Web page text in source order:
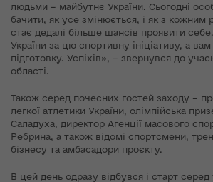
людьми – майбутнє України. Сьогодні
бачити, як усе змінюється, і як з кожним
стає дедалі більше шансів проявити
України за цю спортивну ініціативу, а
підготовку. Успіхів», – звернувся до
області.
Також серед почесних гостей заходу –
легкої атлетики України, олімпійська
Саладуха, директор Агенції масового
Ребрина, а також відомі спортсмени,
бізнесу та амбасадори проєкту.
В цей день одразу відбувся і старт серед